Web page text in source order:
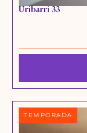
Uribarri 33
TEMPORADA